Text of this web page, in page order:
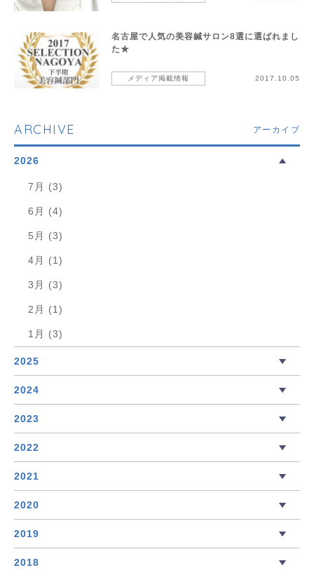
名古屋で人気の美容鍼サロン8選に選ばれまし
た★
メディア掲載情報 2017.10.05
ARCHIVE アーカイブ
2026
7月 (3)
6月 (4)
5月 (3)
4月 (1)
3月 (3)
2月 (1)
1月 (3)
2025
2024
2023
2022
2021
2020
2019
2018